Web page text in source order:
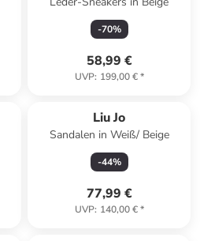
-70%
58,99 €
UVP: 199,00 €*
Liu Jo
Sandalen in Weiß/ Beige
-44%
77,99 €
UVP: 140,00 €*